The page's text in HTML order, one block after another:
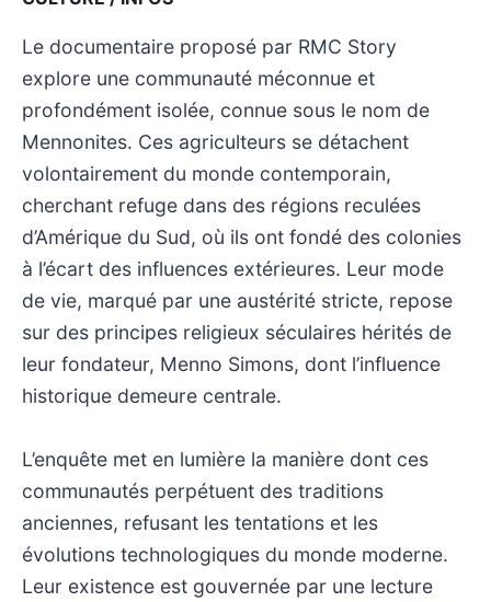
Le documentaire proposé par RMC Story
explore une communauté méconnue et
profondément isolée, connue sous le nom de
Mennonites. Ces agriculteurs se détachent
volontairement du monde contemporain,
cherchant refuge dans des régions reculées
d’Amérique du Sud, où ils ont fondé des colonies
à l’écart des influences extérieures. Leur mode
de vie, marqué par une austérité stricte, repose
sur des principes religieux séculaires hérités de
leur fondateur, Menno Simons, dont l’influence
historique demeure centrale.
L’enquête met en lumière la manière dont ces
communautés perpétuent des traditions
anciennes, refusant les tentations et les
évolutions technologiques du monde moderne.
Leur existence est gouvernée par une lecture